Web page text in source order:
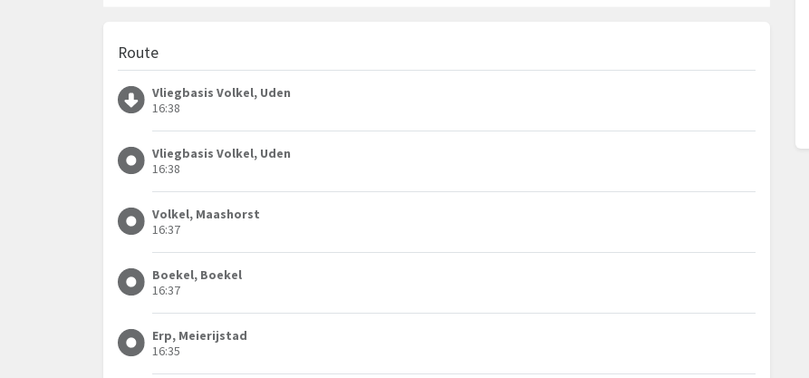
Route
Vliegbasis Volkel, Uden
16:38
Vliegbasis Volkel, Uden
16:38
Volkel, Maashorst
16:37
Boekel, Boekel
16:37
Erp, Meierijstad
16:35